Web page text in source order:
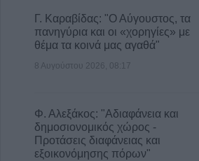
Γ. Καραβίδας: "Ο Αύγουστος, τα
πανηγύρια και οι «χορηγίες» με
θέμα τα κοινά μας αγαθά"
8 Αυγούστου 2026, 08:17
Φ. Αλεξάκος: "Αδιαφάνεια και
δημοσιονομικός χώρος -
Προτάσεις διαφάνειας και
εξοικονόμησης πόρων"